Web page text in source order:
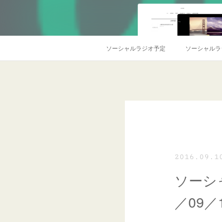
ソーシャルラジオ予定 ソーシャル
ソー
／09